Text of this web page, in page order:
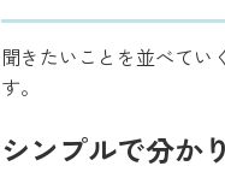
聞きたいことを並べてい
す。
シンプルで分か